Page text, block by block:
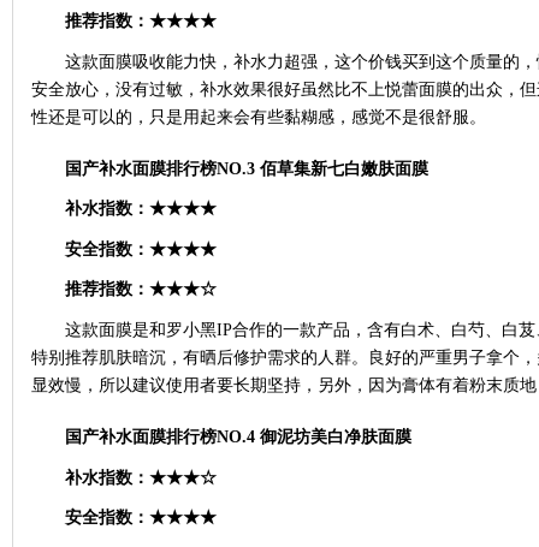
推荐指数：★★★★
这款面膜吸收能力快，补水力超强，这个价钱买到这个质量的
安全放心，没有过敏，补水效果很好虽然比不上悦蕾面膜的出众，
性还是可以的，只是用起来会有些黏糊感，感觉不是很舒服。
国产补水面膜排行榜NO.3佰草集新七白嫩肤面膜
补水指数：★★★★
安全指数：★★★★
推荐指数：★★★☆
这款面膜是和罗小黑IP合作的一款产品，含有白术、白芍、白
特别推荐肌肤暗沉，有晒后修护需求的人群。良好的严重男子拿个
显效慢，所以建议使用者要长期坚持，另外，因为膏体有着粉末质
国产补水面膜排行榜NO.4御泥坊美白净肤面膜
补水指数：★★★☆
安全指数：★★★★